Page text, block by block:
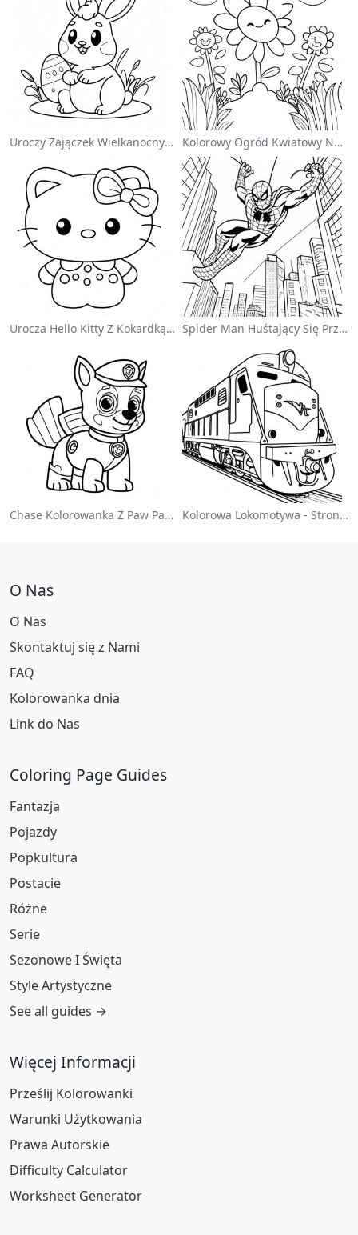
Uroczy Zajączek Wielkanocny Na Kolorowance Kolorowy Ogród Kwiatowy Na Kolorowance
Urocza Hello Kitty Z Kokardką - Kolorowanka Spider Man Huśtający Się Przez Miasto - Kolorowanka
Chase Kolorowanka Z Paw Patrol Kolorowa Lokomotywa - Strona Do Kolorowania
O Nas
O Nas
Skontaktuj się z Nami
FAQ
Kolorowanka dnia
Link do Nas
Coloring Page Guides
Fantazja
Pojazdy
Popkultura
Postacie
Różne
Serie
Sezonowe I Święta
Style Artystyczne
See all guides →
Więcej Informacji
Prześlij Kolorowanki
Warunki Użytkowania
Prawa Autorskie
Difficulty Calculator
Worksheet Generator